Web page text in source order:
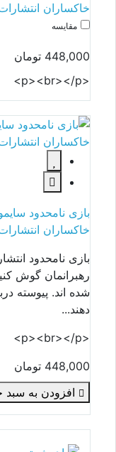
خاکساران انتشارات
مقایسه
448,000 تومان
بازی نامحدود
خاکساران انتشارات
بازی نامحدود
رهبرانمان گوش
شده اند. پیوسته
دهند...
448,000 تومان
افزودن به سبد